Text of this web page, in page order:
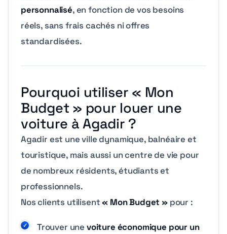
personnalisé, en fonction de vos besoins
réels, sans frais cachés ni offres
standardisées.
Pourquoi utiliser « Mon
Budget » pour louer une
voiture à Agadir ?
Agadir est une ville dynamique, balnéaire et
touristique, mais aussi un centre de vie pour
de nombreux résidents, étudiants et
professionnels.
Nos clients utilisent« Mon Budget »pour :
Trouver une voiture économique pour un